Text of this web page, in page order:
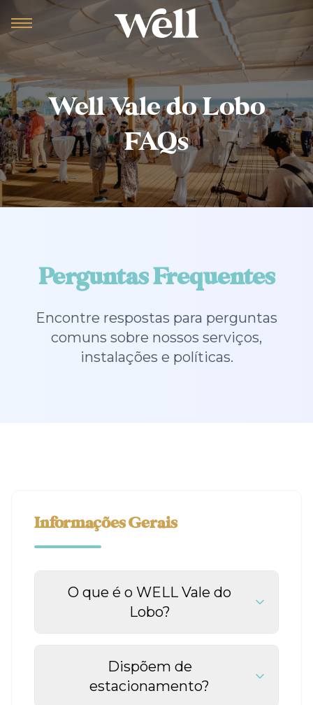
Well Vale do Lobo
FAQs
Perguntas Frequentes
Encontre respostas para perguntas
comuns sobre nossos serviços,
instalações e políticas.
Informações Gerais
O que é o WELL Vale do
Lobo?
Dispõem de
estacionamento?